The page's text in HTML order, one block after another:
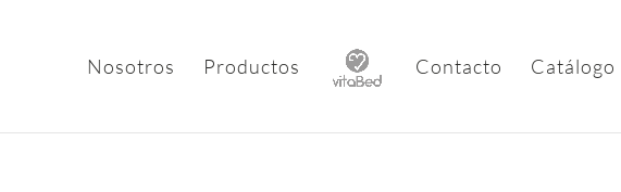
Nosotros Productos Contacto Catálogo